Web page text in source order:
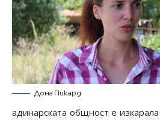
Дона Пикард
адинарската общност е